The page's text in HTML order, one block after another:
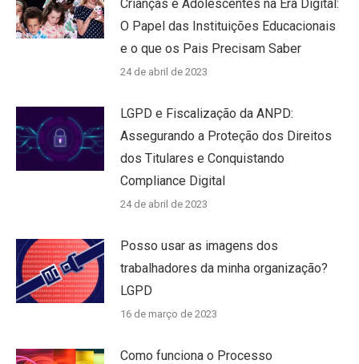
Crianças e Adolescentes na Era Digital:
O Papel das Instituições Educacionais
e o que os Pais Precisam Saber
24 de abril de 2023
LGPD e Fiscalização da ANPD:
Assegurando a Proteção dos Direitos
dos Titulares e Conquistando
Compliance Digital
24 de abril de 2023
Posso usar as imagens dos
trabalhadores da minha organização?
LGPD
16 de março de 2023
Como funciona o Processo